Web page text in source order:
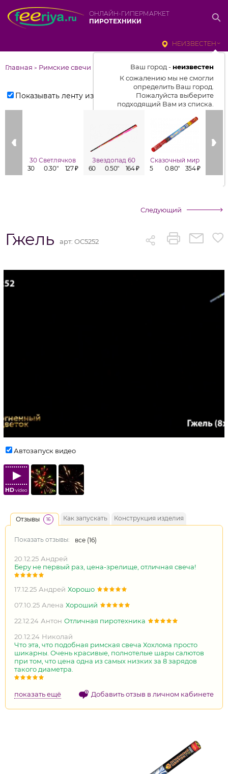
ОНЛАЙН-ГИПЕРМАРКЕТ
ПИРОТЕХНИКИ
НЕИЗВЕСТЕН
Ваш город - неизвестен
К сожалению мы не смогли
определить Ваш город.
Пожалуйста выберите
подходящий Вам из списка.
Выбрать город
От выбранного города зависит
отображаемый ассортимент,
цены, наличие и условия
доставки
Главная > Римские свечи
Показывать ленту изделий
30 Светлячков
30
0.30" 127 ₽
Звездопад 60
60
0.50" 164 ₽
Сказочный мир
5
0.80" 354 ₽
Следующий
Гжель арт: ОС5252
Автозапуск видео
HDvideo
Отзывы 16 Как запускать Конструкция изделия
Показать отзывы: все (16)
20.12.25 Андрей
Беру не первый раз, цена-зрелище, отличная свеча!
17.12.25 Андрей Хорошо
07.10.25 Алена Хороший
22.12.24 Антон Отличная пиротехника
20.12.24 Николай
Что эта, что подобная римская свеча Хохлома просто
шикарны. Очень красивые, полнотелые шары салютов
при том, что цена одна из самых низких за 8 зарядов
такого диаметра.
показать ещё Добавить отзыв в личном кабинете